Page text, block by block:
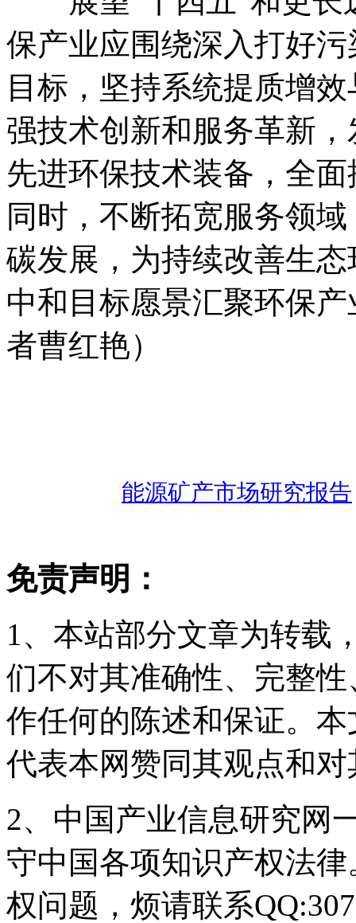
保产业应围绕深入打好
目标，坚持系统提质增
强技术创新和服务革新
先进环保技术装备，全
同时，不断拓宽服务领
碳发展，为持续改善生
中和目标愿景汇聚环保
者曹红艳）
能源矿产市场研究报告
免责声明：
1、本站部分文章为转载
们不对其准确性、完整
作任何的陈述和保证。
代表本网赞同其观点和
2、中国产业信息研究网
守中国各项知识产权法
权问题，烦请联系